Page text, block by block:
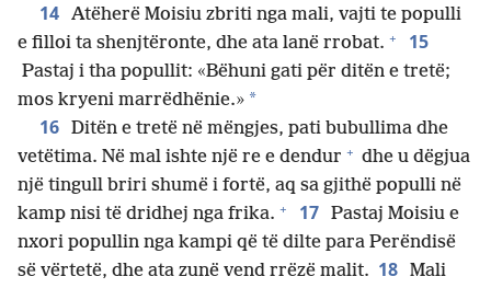
14 Atëherë Moisiu zbriti nga mali, vajti te populli
e filloi ta shenjtëronte, dhe ata lanë rrobat. + 15
Pastaj i tha popullit: «Bëhuni gati për ditën e tretë;
mos kryeni marrëdhënie.» *
16 Ditën e tretë në mëngjes, pati bubullima dhe
vetëtima. Në mal ishte një re e dendur + dhe u dëgjua
një tingull briri shumë i fortë, aq sa gjithë populli në
kamp nisi të dridhej nga frika. + 17 Pastaj Moisiu e
nxori popullin nga kampi që të dilte para Perëndisë
së vërtetë, dhe ata zunë vend rrëzë malit. 18 Mali